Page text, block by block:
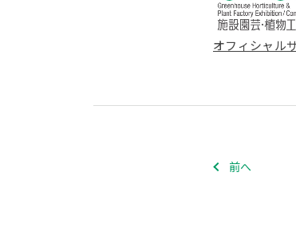
オフィシャル
前へ